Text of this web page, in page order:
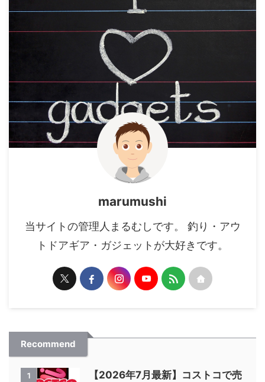
marumushi
当サイトの管理人まるむしです。 釣り・アウ
トドアギア・ガジェットが大好きです。
Recommend
1
【2026年7月最新】コストコで売